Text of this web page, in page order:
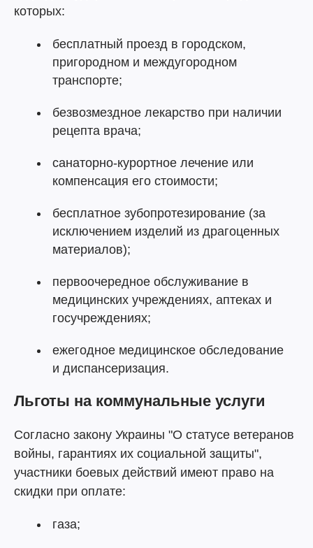
которых:
бесплатный проезд в городском,
пригородном и междугородном
транспорте;
безвозмездное лекарство при наличии
рецепта врача;
санаторно-курортное лечение или
компенсация его стоимости;
бесплатное зубопротезирование (за
исключением изделий из драгоценных
материалов);
первоочередное обслуживание в
медицинских учреждениях, аптеках и
госучреждениях;
ежегодное медицинское обследование
и диспансеризация.
Льготы на коммунальные услуги
Согласно закону Украины "О статусе ветеранов
войны, гарантиях их социальной защиты",
участники боевых действий имеют право на
скидки при оплате:
газа;